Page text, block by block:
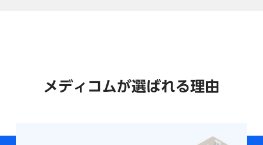
メディコムが選ばれる理由